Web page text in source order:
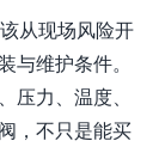
从现场风险开
维护条件。
力、温度、
，不只是能买